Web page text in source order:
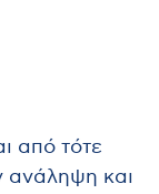
από τότε
ανάληψη και